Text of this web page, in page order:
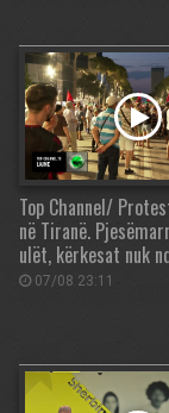
Top Channel/
në Tiranë.
ulët, kërkesat nuk
07/08 23:11